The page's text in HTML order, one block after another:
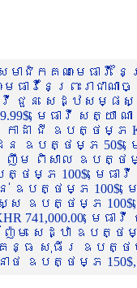
ជិកគណៈមេធាវី
មេធាវីនៃព្រះរា
េធាវី ជួន សេដ្ឋស
មេធាវី សត្យា ណ
កាដា ជី ឧបត្ថម្ភ
ែន ឧបត្ថម្ភ 50$,
វី ញឹម ពិសាល ឧបត្ថ
ត្ថម្ភ 100$, មេ
ន់ ឧបត្ថម្ភ
ស ឧបត្ថម្ភ
741,000.00, មេ
ែម សេដ្ឋា ឧបត្ថ
ធ សុធីរ ឧបត្ថម្ភ
ាថ ឧបត្ថម្ភ 150$,